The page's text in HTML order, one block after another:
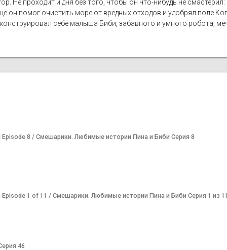
Не проходит и дня без того, чтобы он что-нибудь не
он помог очистить море от вредных отходов и удобрял поле
себе малыша Биби, забавного и умного робота,
Episode 8 / Смешарики. Любимые истории Пина и Биби Серия 8
Episode 1 of 11 / Смешарики. Любимые истории Пина и Биби Серия 1 из
46